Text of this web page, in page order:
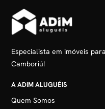
Especialista em imóveis
Camboriú!
A ADIM ALUGUÉIS
Quem Somos